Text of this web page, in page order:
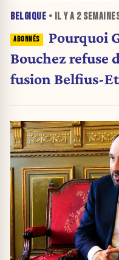
BELGIQUE • IL Y A 2
Pourquoi
Bouchez refuse
fusion Belfius-